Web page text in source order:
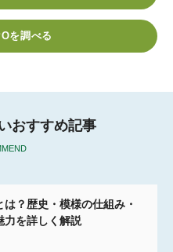
を調べる
おすすめ記事
は？歴史・模様の仕組み・
力を詳しく解説